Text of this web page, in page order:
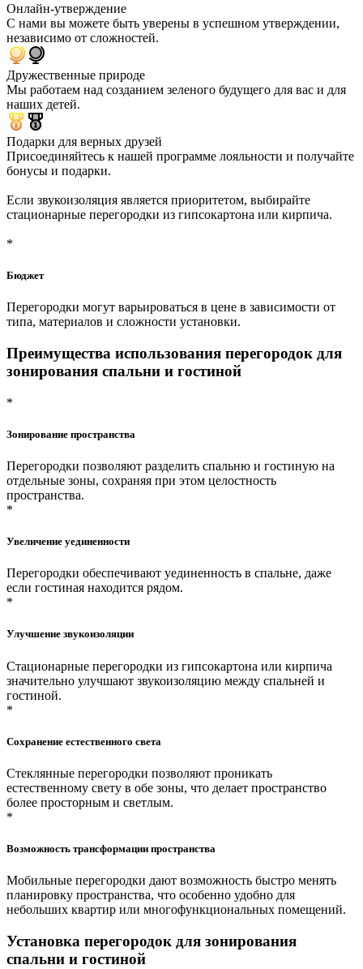
Онлайн-утверждение
С нами вы можете быть уверены в успешном утверждении,
независимо от сложностей.
Дружественные природе
Мы работаем над созданием зеленого будущего для вас и для
наших детей.
Подарки для верных друзей
Присоединяйтесь к нашей программе лояльности и получайте
бонусы и подарки.
Если звукоизоляция является приоритетом, выбирайте
стационарные перегородки из гипсокартона или кирпича.
*
Бюджет
Перегородки могут варьироваться в цене в зависимости от
типа, материалов и сложности установки.
Преимущества использования перегородок для
зонирования спальни и гостиной
*
Зонирование пространства
Перегородки позволяют разделить спальню и гостиную на
отдельные зоны, сохраняя при этом целостность
пространства.
*
Увеличение уединенности
Перегородки обеспечивают уединенность в спальне, даже
если гостиная находится рядом.
*
Улучшение звукоизоляции
Стационарные перегородки из гипсокартона или кирпича
значительно улучшают звукоизоляцию между спальней и
гостиной.
*
Сохранение естественного света
Стеклянные перегородки позволяют проникать
естественному свету в обе зоны, что делает пространство
более просторным и светлым.
*
Возможность трансформации пространства
Мобильные перегородки дают возможность быстро менять
планировку пространства, что особенно удобно для
небольших квартир или многофункциональных помещений.
Установка перегородок для зонирования
спальни и гостиной